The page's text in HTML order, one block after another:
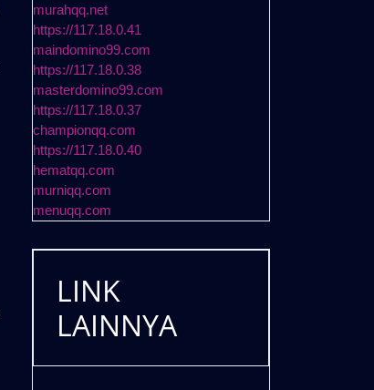
murahqq.net
https://117.18.0.41
maindomino99.com
https://117.18.0.38
masterdomino99.com
https://117.18.0.37
championqq.com
https://117.18.0.40
hematqq.com
murniqq.com
menuqq.com
LINK
LAINNYA